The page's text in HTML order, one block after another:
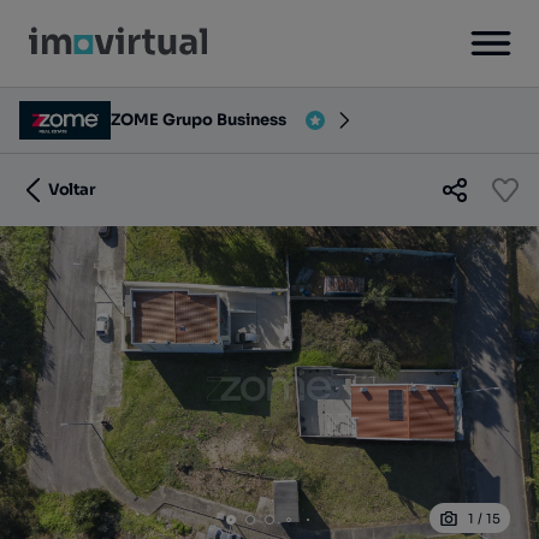
ZOME Grupo Business
Voltar
1 / 15